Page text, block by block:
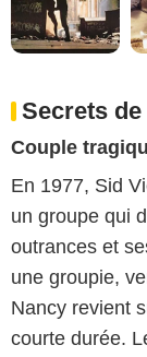
Secrets
Couple
En 1977, Sid
un groupe qui
outrances et
une groupie,
Nancy revient
courte durée.